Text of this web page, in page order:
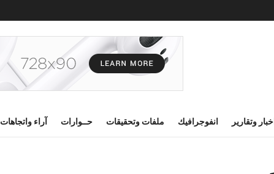
اخبار وتقارير انفوجرافيك ملفات وتحقيقات حــوارات آراء واتجاهات